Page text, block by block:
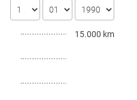
15.000 km